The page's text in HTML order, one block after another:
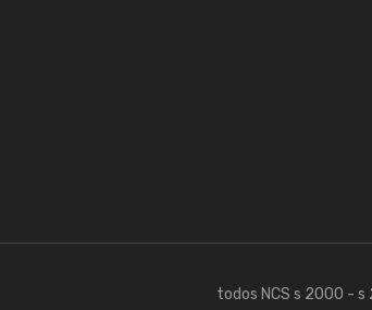
todos NCS s 2000 - s